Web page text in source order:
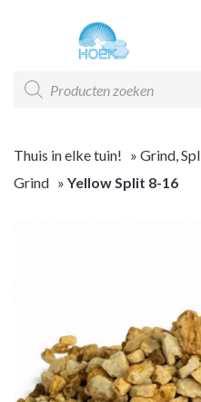
Producten
zoeken
Offerte
Offerte
Thuis in elke tuin! » Grind,
Grind » Yellow Split 8-16